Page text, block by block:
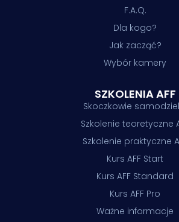
F.A.Q.
Dla kogo?
Jak zacząć?
Wybór kamery
SZKOLENIA AFF
Skoczkowie
Szkolenie teoretyczne
Szkolenie praktyczne
Kurs AFF Start
Kurs AFF Standard
Kurs AFF Pro
Ważne informacje